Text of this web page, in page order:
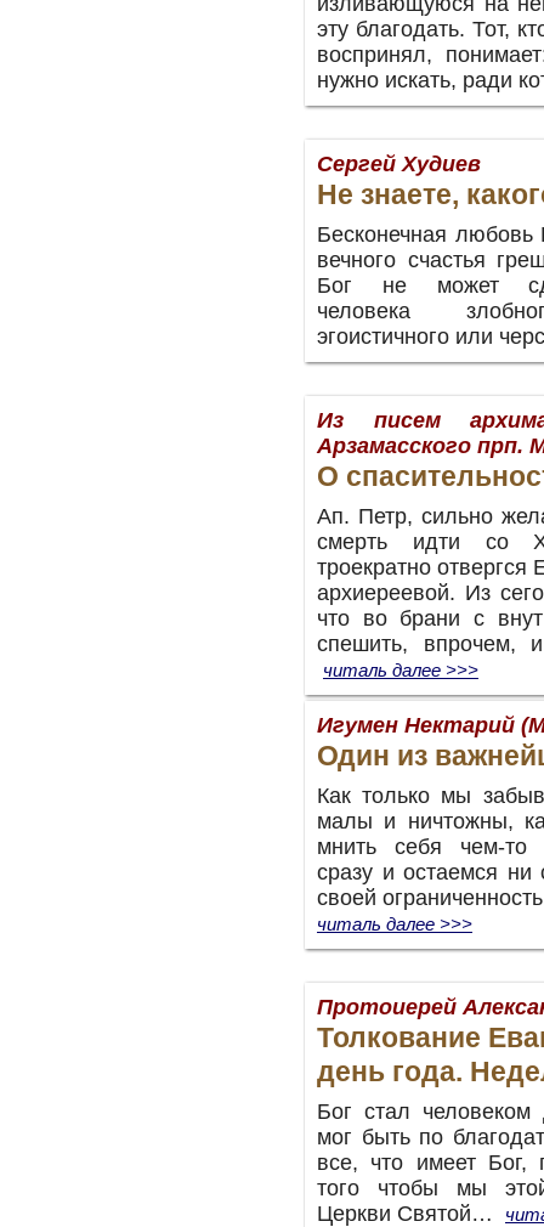
эту благодать. Тот,
воспринял,
нужно искать, ради
Сергей Худиев
Не знаете,
Бесконечная
вечного счастья
Бог не может
человека
эгоистичного или
Из писем
Арзамасского прп.
О
Ап. Петр, сильно
смерть идти со
троекратно
архиереевой. Из
что во брани с
спешить, впрочем,
читаль далее >>>
Игумен Нектарий
Один из
Как только мы
малы и ничтожны,
мнить себя чем-то
сразу и остаемся
своей
читаль далее >>>
Протоиерей
Толкование
день года.
Бог стал человеком
мог быть по
все, что имеет
того чтобы мы
Церкви Святой…